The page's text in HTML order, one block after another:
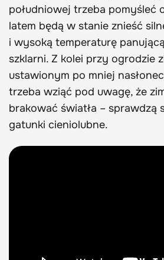
południowej trzeba pomyśleć
latem będą w stanie znieść
i wysoką temperaturę
szklarni. Z kolei przy ogrodzie
ustawionym po mniej
trzeba wziąć pod uwagę, że
brakować światła – sprawdzą
gatunki cieniolubne.